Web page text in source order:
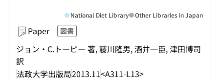
Paper 図書
ジョン・C.トーピー 著, 藤川隆男, 酒井一臣, 津田博司
訳
法政大学出版局2013.11<A311-L13>
National Diet Library Other Libraries in Japan